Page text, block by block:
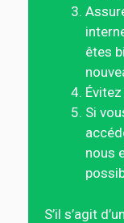
êtes
Évitez
Si
nous
S’il s’agit